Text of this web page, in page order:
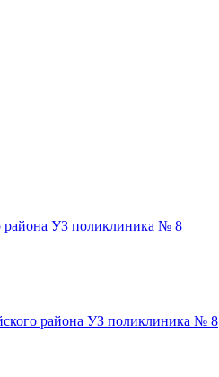
района УЗ поликлиника № 8
района УЗ поликлиника № 8